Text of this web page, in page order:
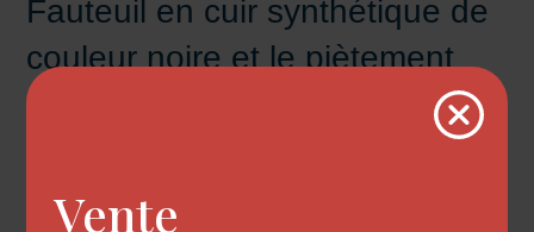
Fauteuil en cuir synthétique de
couleur noire et le piètement
chromé.
Dimensions : 52 x 59 x 90/105
Vente